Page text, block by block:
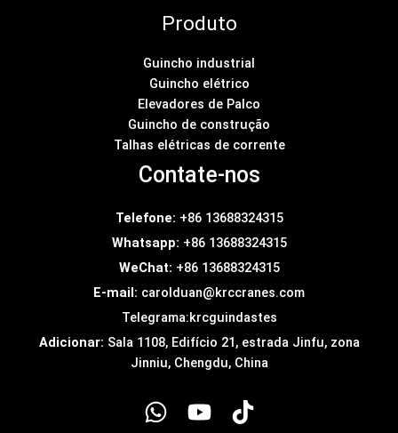
Produto
Guincho industrial
Guincho elétrico
Elevadores de Palco
Guincho de construção
Talhas elétricas de corrente
Contate-nos
Telefone: +86 13688324315
Whatsapp: +86 13688324315
WeChat: +86 13688324315
E-mail: carolduan@krccranes.com
Telegrama:krcguindastes
Adicionar: Sala 1108, Edifício 21, estrada Jinfu, zona
Jinniu, Chengdu, China